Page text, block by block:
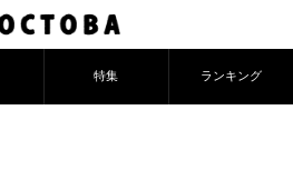
特集 ランキング